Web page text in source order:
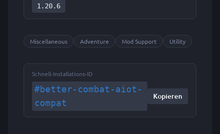
1.20.6
Miscellaneous Adventure Mod Support Utility
Schnell-Installations-ID
#better-combat-aiot-
compat
Kopieren